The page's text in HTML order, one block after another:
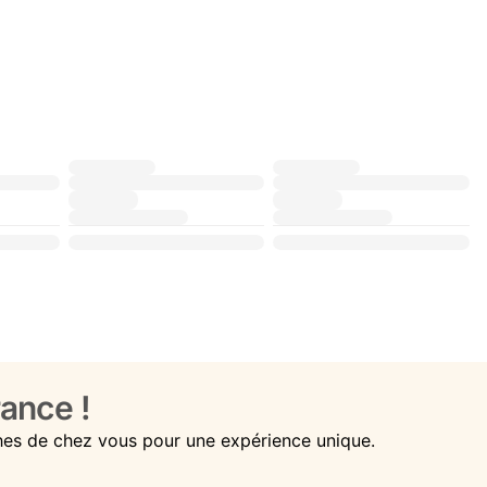
!
de chez vous pour une expérience unique.